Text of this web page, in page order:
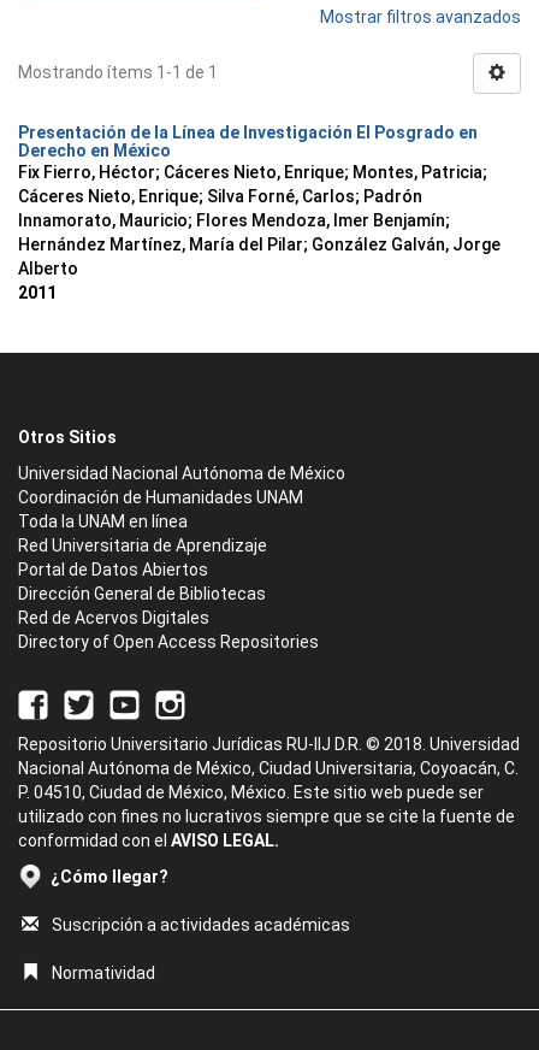
Mostrar filtros avanzados
Mostrando ítems 1-1 de 1
Presentación de la Línea de Investigación El Posgrado en
Derecho en México
Fix Fierro, Héctor; Cáceres Nieto, Enrique; Montes, Patricia;
Cáceres Nieto, Enrique; Silva Forné, Carlos; Padrón
Innamorato, Mauricio; Flores Mendoza, Imer Benjamín;
Hernández Martínez, María del Pilar; González Galván, Jorge
Alberto
2011
Otros Sitios
Universidad Nacional Autónoma de México
Coordinación de Humanidades UNAM
Toda la UNAM en línea
Red Universitaria de Aprendizaje
Portal de Datos Abiertos
Dirección General de Bibliotecas
Red de Acervos Digitales
Directory of Open Access Repositories
Repositorio Universitario Jurídicas RU-IIJ D.R. © 2018. Universidad
Nacional Autónoma de México, Ciudad Universitaria, Coyoacán, C.
P. 04510, Ciudad de México, México. Este sitio web puede ser
utilizado con fines no lucrativos siempre que se cite la fuente de
conformidad con el AVISO LEGAL.
¿Cómo llegar?
Suscripción a actividades académicas
Normatividad